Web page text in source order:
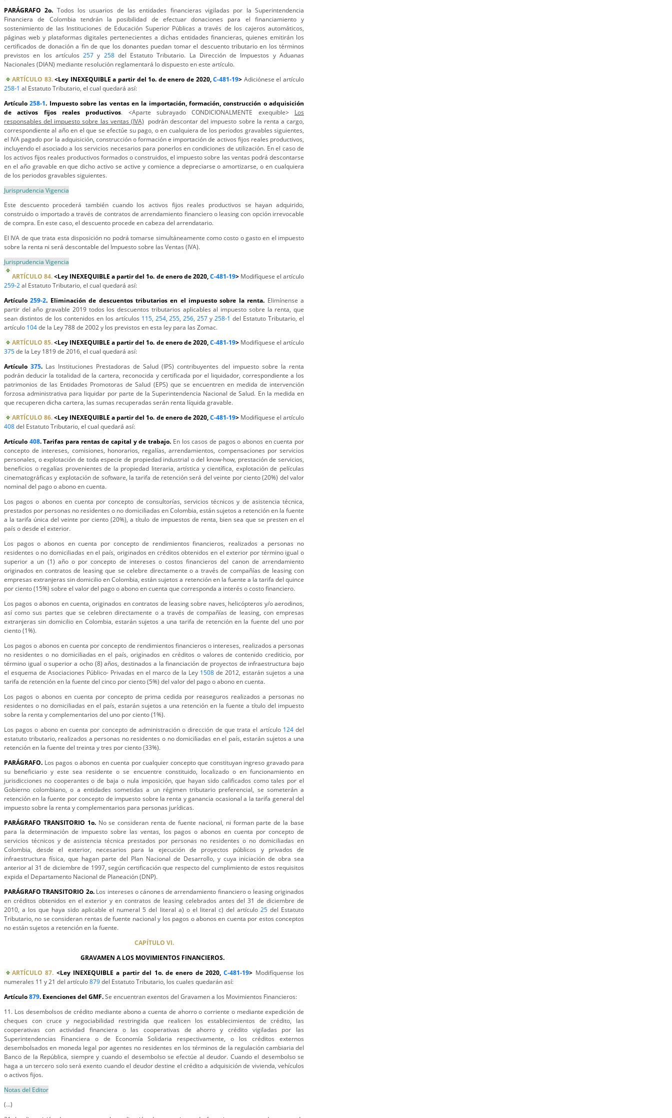
PARÁGRAFO 2o. Todos los usuarios de las entidades financieras vigiladas por la Superintendencia
Financiera de Colombia tendrán la posibilidad de efectuar donaciones para el financiamiento y
sostenimiento de las Instituciones de Educación Superior Públicas a través de los cajeros automáticos,
páginas web y plataformas digitales pertenecientes a dichas entidades financieras, quienes emitirán los
certificados de donación a fin de que los donantes puedan tomar el descuento tributario en los términos
previstos en los artículos257 y 258del Estatuto Tributario. La Dirección de Impuestos y Aduanas
Nacionales (DIAN) mediante resolución reglamentará lo dispuesto en este artículo.
ARTÍCULO 83. <Ley INEXEQUIBLE a partir del 1o. de enero de 2020,C-481-19> Adiciónese el artículo
258-1 al Estatuto Tributario, el cual quedará así:
Artículo258-1. Impuesto sobre las ventas en la importación, formación, construcción o adquisición
de activos fijos reales productivos. <Aparte subrayado CONDICIONALMENTE exequible> Los
responsables del impuesto sobre las ventas (IVA) podrán descontar del impuesto sobre la renta a cargo,
correspondiente al año en el que se efectúe su pago, o en cualquiera de los periodos gravables siguientes,
el IVA pagado por la adquisición, construcción o formación e importación de activos fijos reales productivos,
incluyendo el asociado a los servicios necesarios para ponerlos en condiciones de utilización. En el caso de
los activos fijos reales productivos formados o construidos, el impuesto sobre las ventas podrá descontarse
en el año gravable en que dicho activo se active y comience a depreciarse o amortizarse, o en cualquiera
de los periodos gravables siguientes.
Jurisprudencia Vigencia
Este descuento procederá también cuando los activos fijos reales productivos se hayan adquirido,
construido o importado a través de contratos de arrendamiento financiero o leasing con opción irrevocable
de compra. En este caso, el descuento procede en cabeza del arrendatario.
El IVA de que trata esta disposición no podrá tomarse simultáneamente como costo o gasto en el impuesto
sobre la renta ni será descontable del Impuesto sobre las Ventas (IVA).
Jurisprudencia Vigencia
ARTÍCULO 84.<Ley INEXEQUIBLE a partir del 1o. de enero de 2020,C-481-19> Modifíquese el artículo
259-2al Estatuto Tributario, el cual quedará así:
Artículo259-2. Eliminación de descuentos tributarios en el impuesto sobre la renta. Elimínense a
partir del año gravable 2019 todos los descuentos tributarios aplicables al impuesto sobre la renta, que
sean distintos de los contenidos en los artículos 115, 254,255,256,257 y258-1 del Estatuto Tributario, el
artículo 104de la Ley 788 de 2002 y los previstos en esta ley para las Zomac.
ARTÍCULO 85.<Ley INEXEQUIBLE a partir del 1o. de enero de 2020,C-481-19> Modifíquese el artículo
375de la Ley 1819 de 2016, el cual quedará así:
Artículo 375. Las Instituciones Prestadoras de Salud (IPS) contribuyentes del impuesto sobre la renta
podrán deducir la totalidad de la cartera, reconocida y certificada por el liquidador, correspondiente a los
patrimonios de las Entidades Promotoras de Salud (EPS) que se encuentren en medida de intervención
forzosa administrativa para liquidar por parte de la Superintendencia Nacional de Salud. En la medida en
que recuperen dicha cartera, las sumas recuperadas serán renta líquida gravable.
ARTÍCULO 86.<Ley INEXEQUIBLE a partir del 1o. de enero de 2020,C-481-19> Modifíquese el artículo
408del Estatuto Tributario, el cual quedará así:
Artículo 408. Tarifas para rentas de capital y de trabajo. En los casos de pagos o abonos en cuenta por
concepto de intereses, comisiones, honorarios, regalías, arrendamientos, compensaciones por servicios
personales, o explotación de toda especie de propiedad industrial o del know-how, prestación de servicios,
beneficios o regalías provenientes de la propiedad literaria, artística y científica, explotación de películas
cinematográficas y explotación de software, la tarifa de retención será del veinte por ciento (20%) del valor
nominal del pago o abono en cuenta.
Los pagos o abonos en cuenta por concepto de consultorías, servicios técnicos y de asistencia técnica,
prestados por personas no residentes o no domiciliadas en Colombia, están sujetos a retención en la fuente
a la tarifa única del veinte por ciento (20%), a título de impuestos de renta, bien sea que se presten en el
país o desde el exterior.
Los pagos o abonos en cuenta por concepto de rendimientos financieros, realizados a personas no
residentes o no domiciliadas en el país, originados en créditos obtenidos en el exterior por término igual o
superior a un (1) año o por concepto de intereses o costos financieros del canon de arrendamiento
originados en contratos de leasing que se celebre directamente o a través de compañías de leasing con
empresas extranjeras sin domicilio en Colombia, están sujetos a retención en la fuente a la tarifa del quince
por ciento (15%) sobre el valor del pago o abono en cuenta que corresponda a interés o costo financiero.
Los pagos o abonos en cuenta, originados en contratos de leasing sobre naves, helicópteros y/o aerodinos,
así como sus partes que se celebren directamente o a través de compañías de leasing, con empresas
extranjeras sin domicilio en Colombia, estarán sujetos a una tarifa de retención en la fuente del uno por
ciento (1%).
Los pagos o abonos en cuenta por concepto de rendimientos financieros o intereses, realizados a personas
no residentes o no domiciliadas en el país, originados en créditos o valores de contenido crediticio, por
término igual o superior a ocho (8) años, destinados a la financiación de proyectos de infraestructura bajo
el esquema de Asociaciones Público- Privadas en el marco de la Ley 1508 de 2012, estarán sujetos a una
tarifa de retención en la fuente del cinco por ciento (5%) del valor del pago o abono en cuenta.
Los pagos o abonos en cuenta por concepto de prima cedida por reaseguros realizados a personas no
residentes o no domiciliadas en el país, estarán sujetos a una retención en la fuente a título del impuesto
sobre la renta y complementarios del uno por ciento (1%).
Los pagos o abono en cuenta por concepto de administración o dirección de que trata el artículo 124del
estatuto tributario, realizados a personas no residentes o no domiciliadas en el país, estarán sujetos a una
retención en la fuente del treinta y tres por ciento (33%).
PARÁGRAFO. Los pagos o abonos en cuenta por cualquier concepto que constituyan ingreso gravado para
su beneficiario y este sea residente o se encuentre constituido, localizado o en funcionamiento en
jurisdicciones no cooperantes o de baja o nula imposición, que hayan sido calificados como tales por el
Gobierno colombiano, o a entidades sometidas a un régimen tributario preferencial, se someterán a
retención en la fuente por concepto de impuesto sobre la renta y ganancia ocasional a la tarifa general del
impuesto sobre la renta y complementarios para personas jurídicas.
PARÁGRAFO TRANSITORIO 1o. No se consideran renta de fuente nacional, ni forman parte de la base
para la determinación de impuesto sobre las ventas, los pagos o abonos en cuenta por concepto de
servicios técnicos y de asistencia técnica prestados por personas no residentes o no domiciliadas en
Colombia, desde el exterior, necesarios para la ejecución de proyectos públicos y privados de
infraestructura física, que hagan parte del Plan Nacional de Desarrollo, y cuya iniciación de obra sea
anterior al 31 de diciembre de 1997, según certificación que respecto del cumplimiento de estos requisitos
expida el Departamento Nacional de Planeación (DNP).
PARÁGRAFO TRANSITORIO 2o. Los intereses o cánones de arrendamiento financiero o leasing originados
en créditos obtenidos en el exterior y en contratos de leasing celebrados antes del 31 de diciembre de
2010, a los que haya sido aplicable el numeral 5 del literal a) o el literal c) del artículo 25del Estatuto
Tributario, no se consideran rentas de fuente nacional y los pagos o abonos en cuenta por estos conceptos
no están sujetos a retención en la fuente.
CAPÍTULO VI.
GRAVAMEN A LOS MOVIMIENTOS FINANCIEROS.
ARTÍCULO 87. <Ley INEXEQUIBLE a partir del 1o. de enero de 2020,C-481-19> Modifíquense los
numerales 11 y 21 del artículo879del Estatuto Tributario, los cuales quedarán así:
Artículo879. Exenciones del GMF.Se encuentran exentos del Gravamen a los Movimientos Financieros:
11. Los desembolsos de crédito mediante abono a cuenta de ahorro o corriente o mediante expedición de
cheques con cruce y negociabilidad restringida que realicen los establecimientos de crédito, las
cooperativas con actividad financiera o las cooperativas de ahorro y crédito vigiladas por las
Superintendencias Financiera o de Economía Solidaria respectivamente, o los créditos externos
desembolsados en moneda legal por agentes no residentes en los términos de la regulación cambiaria del
Banco de la República, siempre y cuando el desembolso se efectúe al deudor. Cuando el desembolso se
haga a un tercero solo será exento cuando el deudor destine el crédito a adquisición de vivienda, vehículos
o activos fijos.
Notas del Editor
(...)